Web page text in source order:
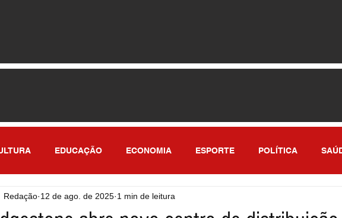
EDUCAÇÃO ECONOMIA ESPORTE POLÍTICA
SÃO PAULO
Redação 12 de ago. de 2025 1 min de leitura